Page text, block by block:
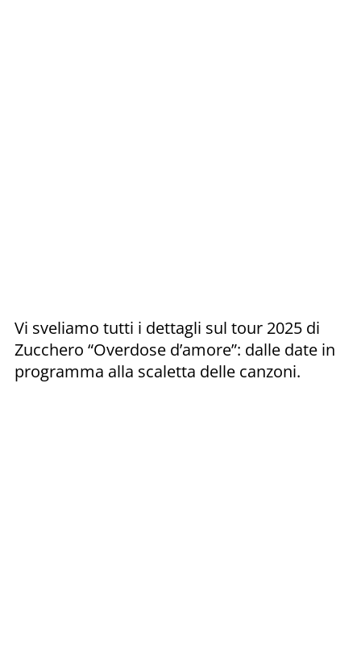
Vi sveliamo tutti i dettagli sul tour 2025 di
Zucchero “Overdose d’amore”: dalle date in
programma alla scaletta delle canzoni.